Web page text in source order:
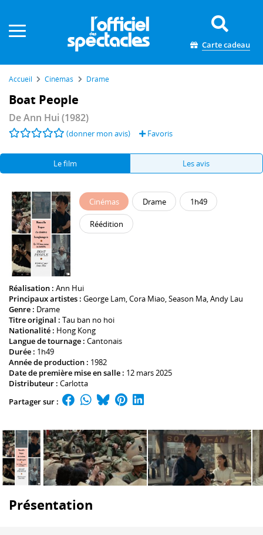
Carte cadeau
Accueil Cinémas Drame
Boat People
DeAnn Hui (1982)
(donner mon avis) Favoris
Le film Les avis
Cinémas Drame 1h49
Réédition
Réalisation : Ann Hui
Principaux artistes : George Lam,Cora Miao,Season Ma,Andy Lau
Genre : Drame
Titre original : Tau ban no hoi
Nationalité : Hong Kong
Langue de tournage : Cantonais
Durée : 1h49
Année de production : 1982
Date de première mise en salle : 12 mars 2025
Distributeur : Carlotta
Partager sur :
Présentation